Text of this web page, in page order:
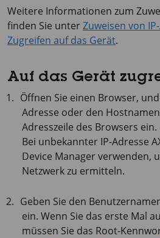
Weitere Informationen zum
finden Sie unterZuweisen von
Zugreifen auf das Gerät.
Auf das Gerät
Öffnen Sie einen Browser,
Adresse oder den
Adresszeile des Browsers ein.
Bei unbekannter IP-Adresse
Device Manager verwenden,
Netzwerk zu ermitteln.
Geben Sie den
ein. Wenn Sie das erste Mal
müssen Sie das Root-